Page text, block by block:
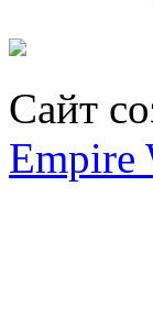
Сайт
Empire